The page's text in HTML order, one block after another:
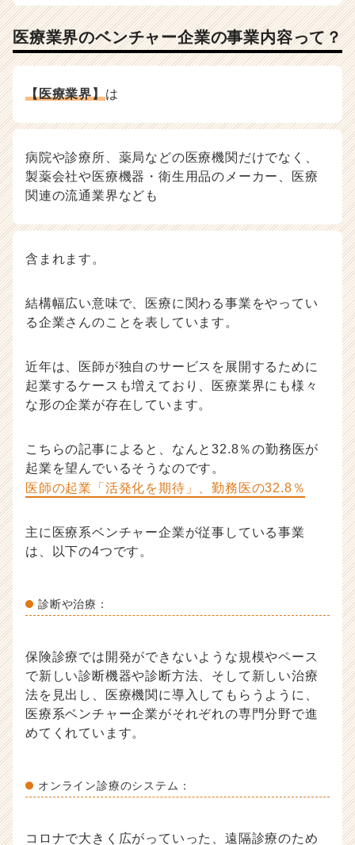
医療業界のベンチャー企業の事業内容って？
【医療業界】は
病院や診療所、薬局などの医療機関だけでなく、
製薬会社や医療機器・衛生用品のメーカー、医療
関連の流通業界なども
含まれます。
結構幅広い意味で、医療に関わる事業をやってい
る企業さんのことを表しています。
近年は、医師が独自のサービスを展開するために
起業するケースも増えており、医療業界にも様々
な形の企業が存在しています。
こちらの記事によると、なんと32.8％の勤務医が
起業を望んでいるそうなのです。
医師の起業「活発化を期待」、勤務医の32.8％
主に医療系ベンチャー企業が従事している事業
は、以下の4つです。
診断や治療：
保険診療では開発ができないような規模やペース
で新しい診断機器や診断方法、そして新しい治療
法を見出し、医療機関に導入してもらうように、
医療系ベンチャー企業がそれぞれの専門分野で進
めてくれています。
オンライン診療のシステム：
コロナで大きく広がっていった、遠隔診療のため